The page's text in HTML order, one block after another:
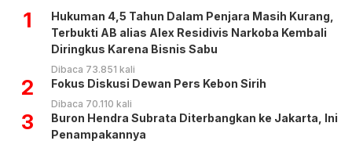
1
Hukuman 4,5 Tahun Dalam Penjara Masih Kurang,
Terbukti AB alias Alex Residivis Narkoba Kembali
Diringkus Karena Bisnis Sabu
Dibaca 73.851 kali
2 Fokus Diskusi Dewan Pers Kebon Sirih
Dibaca 70.110 kali
3
Buron Hendra Subrata Diterbangkan ke Jakarta, Ini
Penampakannya